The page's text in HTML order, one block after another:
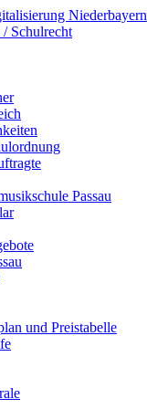
Niederbayern
Schulrecht
Passau
und Preistabelle